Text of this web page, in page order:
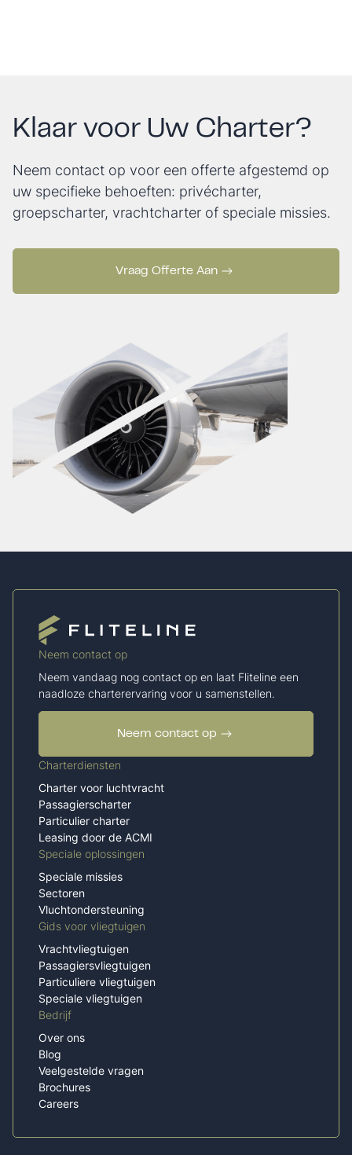
Klaar voor Uw Charter?
Neem contact op voor een offerte afgestemd op
uw specifieke behoeften: privécharter,
groepscharter, vrachtcharter of speciale missies.
Vraag Offerte Aan
Neem contact op
Neem vandaag nog contact op en laat Fliteline een
naadloze charterervaring voor u samenstellen.
Neem contact op
Charterdiensten
Charter voor luchtvracht
Passagierscharter
Particulier charter
Leasing door de ACMI
Speciale oplossingen
Speciale missies
Sectoren
Vluchtondersteuning
Gids voor vliegtuigen
Vrachtvliegtuigen
Passagiersvliegtuigen
Particuliere vliegtuigen
Speciale vliegtuigen
Bedrijf
Over ons
Blog
Veelgestelde vragen
Brochures
Careers